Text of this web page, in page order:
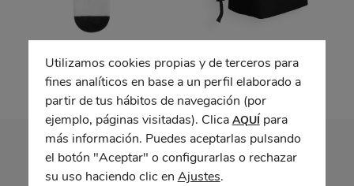
Calcetín KALOX Mochila FALCO
Utilizamos cookies propias y de terceros para
fines analíticos en base a un perfil elaborado a
partir de tus hábitos de navegación (por
ejemplo, páginas visitadas). Clica AQUÍpara
más información. Puedes aceptarlas pulsando
el botón "Aceptar" o configurarlas o rechazar
su uso haciendo clic en Ajustes.